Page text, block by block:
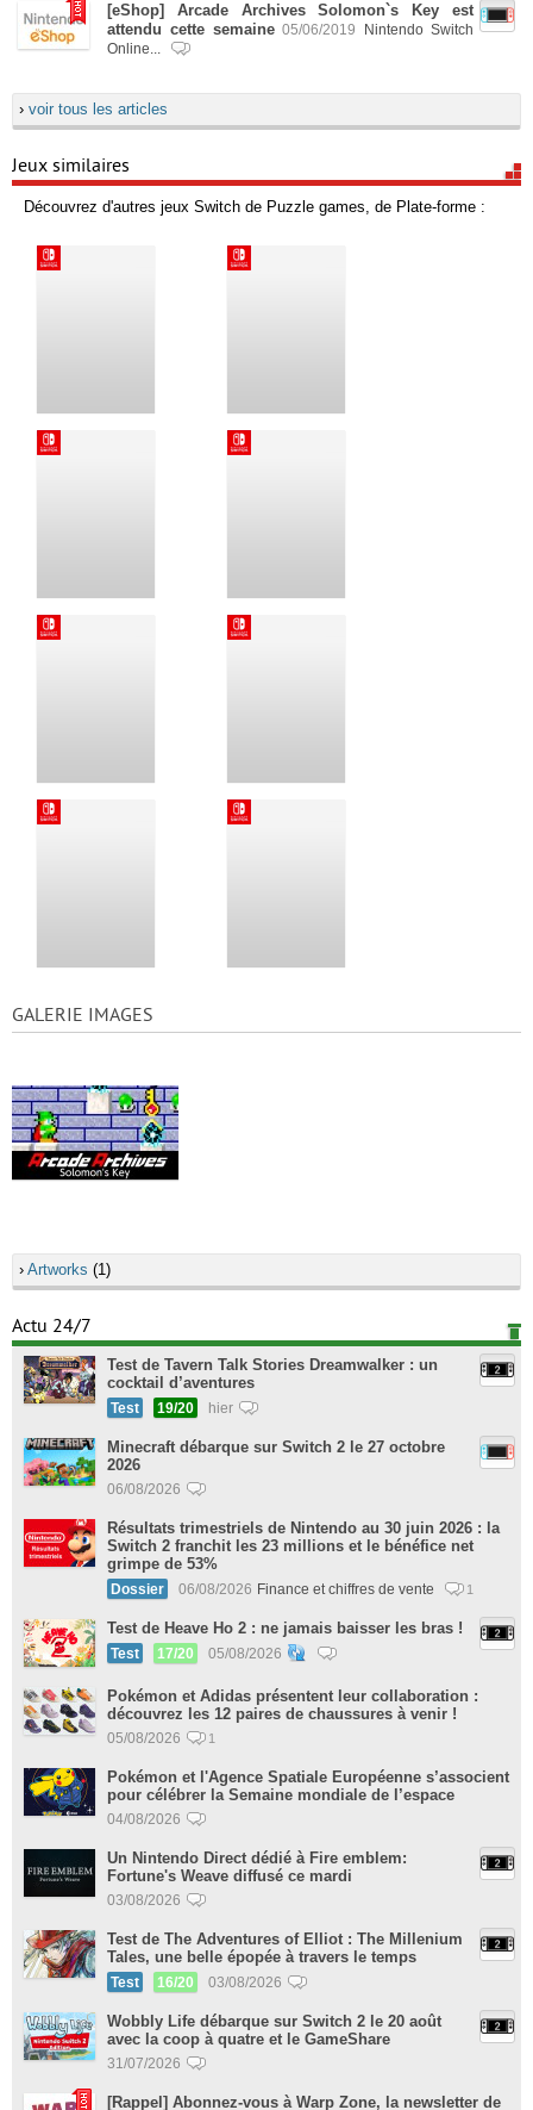
[eShop] Arcade Archives Solomon`s Key est
attendu cette semaine 05/06/2019
Nintendo Switch
Online...
› voir tous les articles
Jeux similaires
Découvrez d'autres jeux Switch de Puzzle games, de Plate-forme :
GALERIE IMAGES
› Artworks (1)
Actu 24/7
Test de Tavern Talk Stories Dreamwalker : un
cocktail d’aventures
Test 19/20 hier
Minecraft débarque sur Switch 2 le 27 octobre
2026
06/08/2026
Résultats trimestriels de Nintendo au 30 juin 2026 : la
Switch 2 franchit les 23 millions et le bénéfice net
grimpe de 53%
Dossier 06/08/2026 Finance et chiffres de vente 1
Test de Heave Ho 2 : ne jamais baisser les bras !
Test 17/20 05/08/2026
Pokémon et Adidas présentent leur collaboration :
découvrez les 12 paires de chaussures à venir !
05/08/2026 1
Pokémon et l'Agence Spatiale Européenne s’associent
pour célébrer la Semaine mondiale de l’espace
04/08/2026
Un Nintendo Direct dédié à Fire emblem:
Fortune's Weave diffusé ce mardi
03/08/2026
Test de The Adventures of Elliot : The Millenium
Tales, une belle épopée à travers le temps
Test 16/20 03/08/2026
Wobbly Life débarque sur Switch 2 le 20 août
avec la coop à quatre et le GameShare
31/07/2026
[Rappel] Abonnez-vous à Warp Zone, la newsletter de